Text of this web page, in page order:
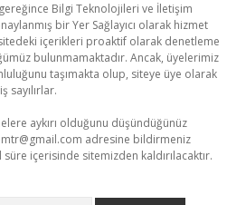
gereğince Bilgi Teknolojileri ve İletişim
bir Yer Sağlayıcı olarak hizmet
içerikleri proaktif olarak denetleme
bulunmamaktadır. Ancak, üyelerimiz
taşımakta olup, siteye üye olarak
sayılırlar.
aykırı olduğunu düşündüğünüz
adresine bildirmeniz
içerisinde sitemizden kaldırılacaktır.